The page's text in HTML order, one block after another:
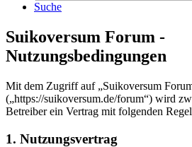
Suche
Suikoversum Forum -
Nutzungsbedingungen
Mit dem Zugriff auf „Suikoversum
(„https://suikoversum.de/forum“) wird
Betreiber ein Vertrag mit folgenden
1. Nutzungsvertrag